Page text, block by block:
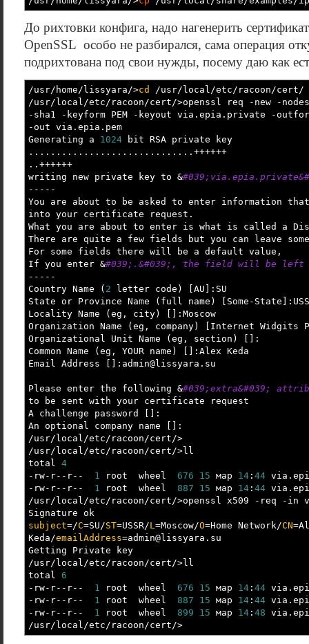
До рихтовки конфига, надо нагенерить
OpenSSL особо не разбирался, сама операция
подрихтована под свои нужды, посему даю как
/usr/ home/ lissyara/>cd /usr/ local/etc/ racoon/cert/
/usr/ local/etc/ racoon/cert/>openssl req -new
-nodes
-sha1
-keyform PEM -keyout via.epia.private
-
-out via.epia.pem
Generating a 1024 bit RSA private key
..............................++++++
..++++++
writing new private key to &
-----
You are about to be asked to enter information
into your certificate request.
What you are about to enter is what is called a
There are quite a few fields but you can leave
For some fields there will be a default value,
If you enter &#039;.&#039;, the field will be left
-----
Country Name
( 2 letter code ) AU
:SU
State or Province Name
( full name ) Some-State
Locality Name
( eg, city)
:Moscow
Organization Name
( eg, company)
Internet Widgits
Organizational Unit Name
( eg, section )
:
Common Name
( eg, YOUR name )
:Alex Keda
Email Address
:admin@lissyara.su
Please enter the following &#039;extra&#039;
to be sent with your certificate request
A challenge password
:
An optional company name
:
/usr/ local/etc/ racoon/cert/>
/usr/ local/etc/ racoon/cert/>ll
total 4
-rw-r--r-- 1 root wheel 676 15 мар 14 : 44
-rw-r--r-- 1 root wheel 887 15 мар 14 : 44
/usr/ local/etc/ racoon/cert/>openssl x509 -req -in
Signature ok
subject=/C=SU/ST=USSR/L=Moscow/O=Home Network/CN
Keda/emailAddress=admin@lissyara.su
Getting Private key
/usr/ local/etc/ racoon/cert/>ll
total 6
-rw-r--r-- 1 root wheel 676 15 мар 14 : 44
-rw-r--r-- 1 root wheel 887 15 мар 14 : 44
-rw-r--r-- 1 root wheel 899 15 мар 14 : 48
/usr/ local/etc/ racoon/cert/>